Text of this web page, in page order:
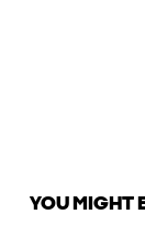
YOU MIGHT